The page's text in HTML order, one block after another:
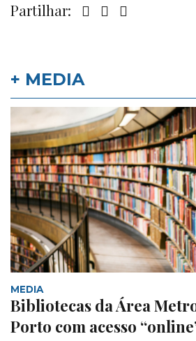
Partilhar:
+ MEDIA
MEDIA
Bibliotecas da Área
Porto com acesso